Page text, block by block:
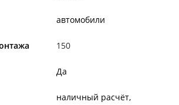
автомобили
150
Да
наличный расчёт